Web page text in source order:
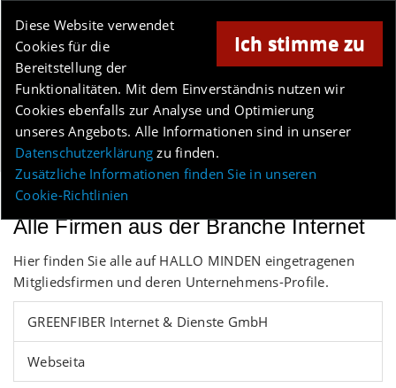
Ich stimme zu
Diese Website verwendet
Cookies für die
Bereitstellung der
Funktionalitäten. Mit dem Einverständnis nutzen wir
Cookies ebenfalls zur Analyse und Optimierung
unseres Angebots. Alle Informationen sind in unserer
Datenschutzerklärung zu finden.
Zusätzliche Informationen finden Sie in unseren
Cookie-Richtlinien
Anzeige
Menü
Alle Firmen aus der Branche Internet
Hier finden Sie alle auf HALLO MINDEN eingetragenen
Mitgliedsfirmen und deren Unternehmens-Profile.
GREENFIBER Internet & Dienste GmbH
Webseita